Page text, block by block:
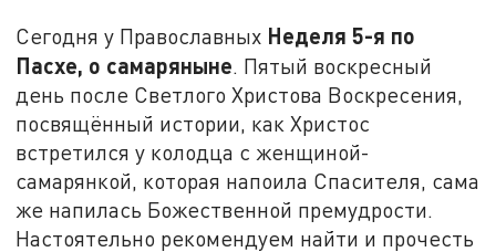
Сегодня у Православных Неделя 5-я по
Пасхе, о самаряныне. Пятый воскресный
день после Светлого Христова Воскресения,
посвящённый истории, как Христос
встретился у колодца с женщиной-
самарянкой, которая напоила Спасителя, сама
же напилась Божественной премудрости.
Настоятельно рекомендуем найти и прочесть